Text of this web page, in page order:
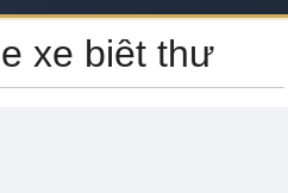
xe biệt thự